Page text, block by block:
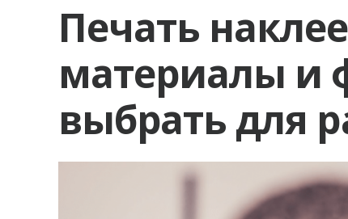
Печать
материалы и
выбрать для